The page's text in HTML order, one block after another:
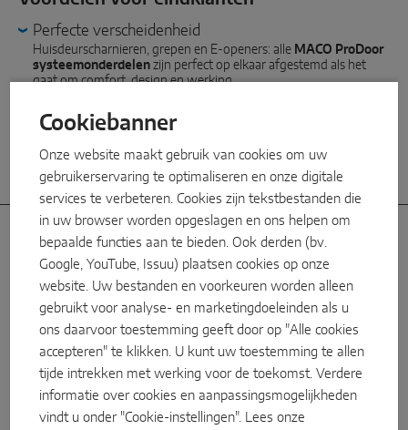
Digitalservice
Normservice
Perfecte verscheidenheid
Huisdeurscharnieren, grepen en E-openers: alle MACO ProDoor
systeemonderdelen zijn perfect op elkaar afgestemd als het
gaat om comfort, design en werking.
Superieure kwaliteit
Tijdloos design
Bijzonderhden
Cookiebanner
Onze website maakt gebruik van cookies om uw
gebruikerservaring te optimaliseren en onze digitale
services te verbeteren. Cookies zijn tekstbestanden die
in uw browser worden opgeslagen en ons helpen om
bepaalde functies aan te bieden. Ook derden (bv.
Google, YouTube, Issuu) plaatsen cookies op onze
website. Uw bestanden en voorkeuren worden alleen
gebruikt voor analyse- en marketingdoeleinden als u
ons daarvoor toestemming geeft door op "Alle cookies
accepteren" te klikken. U kunt uw toestemming te allen
tijde intrekken met werking voor de toekomst. Verdere
informatie over cookies en aanpassingsmogelijkheden
vindt u onder "Cookie-instellingen". Lees onze